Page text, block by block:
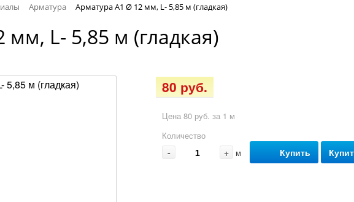
Арматура Арматура А1 Ø 12 мм, L- 5,85 м (гладкая)
L- 5,85 м (гладкая)
80 руб.
Цена 80 руб. за 1 м
Количество
- + м Купить